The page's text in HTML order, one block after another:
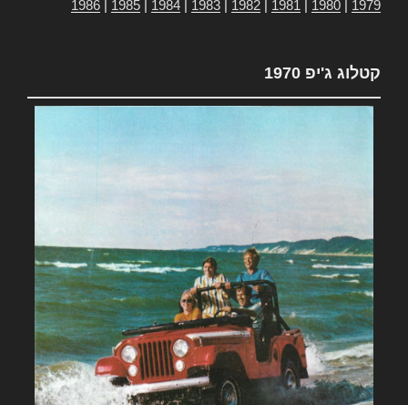
1979
1980
1981
1982
1983
1984
1985
1986
קטלוג ג'יפ 1970